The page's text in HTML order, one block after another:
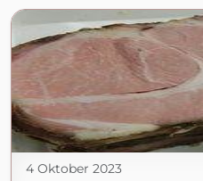
4 Oktober 2023